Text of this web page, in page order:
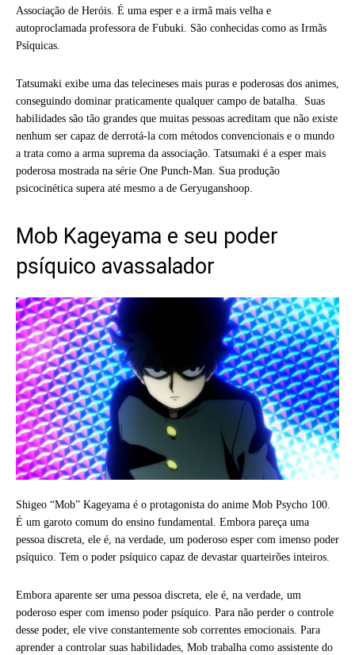
Associação de Heróis. É uma esper e a irmã mais velha e
autoproclamada professora de Fubuki. São conhecidas como as Irmãs
Psíquicas.
Tatsumaki exibe uma das telecineses mais puras e poderosas dos animes,
conseguindo dominar praticamente qualquer campo de batalha. Suas
habilidades são tão grandes que muitas pessoas acreditam que não existe
nenhum ser capaz de derrotá-la com métodos convencionais e o mundo
a trata como a arma suprema da associação. Tatsumaki é a esper mais
poderosa mostrada na série One Punch-Man. Sua produção
psicocinética supera até mesmo a de Geryuganshoop.
Mob Kageyama e seu poder
psíquico avassalador
Shigeo “Mob” Kageyama é o protagonista do anime Mob Psycho 100.
É um garoto comum do ensino fundamental. Embora pareça uma
pessoa discreta, ele é, na verdade, um poderoso esper com imenso poder
psíquico. Tem o poder psíquico capaz de devastar quarteirões inteiros.
Embora aparente ser uma pessoa discreta, ele é, na verdade, um
poderoso esper com imenso poder psíquico. Para não perder o controle
desse poder, ele vive constantemente sob correntes emocionais. Para
aprender a controlar suas habilidades, Mob trabalha como assistente do